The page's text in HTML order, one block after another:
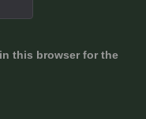
this browser for the